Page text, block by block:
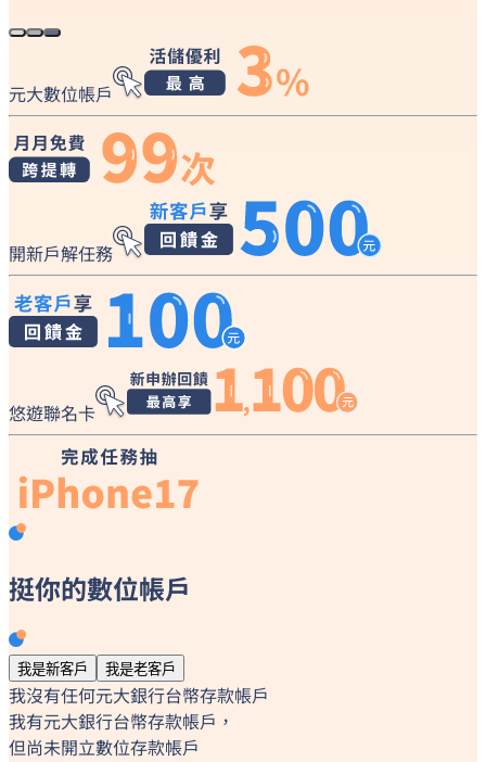
元大數位帳戶
開新戶解任務
悠遊聯名卡
挺你的數位帳戶
我是新客戶 我是老客戶
我沒有任何元大銀行台幣存款帳戶
我有元大銀行台幣存款帳戶，
但尚未開立數位存款帳戶